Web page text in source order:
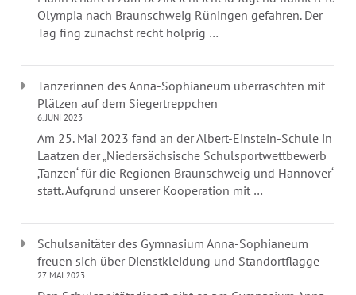
Olympia nach Braunschweig Rüningen gefahren. Der
Tag fing zunächst recht holprig …
Tänzerinnen des Anna-Sophianeum überraschten mit
Plätzen auf dem Siegertreppchen
6. JUNI 2023
Am 25. Mai 2023 fand an der Albert-Einstein-Schule in
Laatzen der „Niedersächsische Schulsportwettbewerb
‚Tanzen‘ für die Regionen Braunschweig und Hannover“
statt. Aufgrund unserer Kooperation mit …
Schulsanitäter des Gymnasium Anna-Sophianeum
freuen sich über Dienstkleidung und Standortflagge
27. MAI 2023